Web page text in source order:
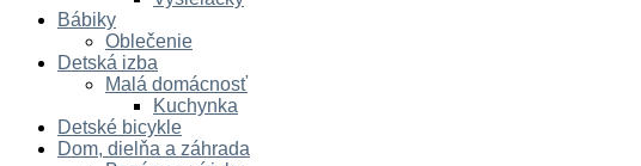
Bábiky
Oblečenie
Detská izba
Malá domácnosť
Kuchynka
Detské bicykle
Dom, dielňa a záhrada